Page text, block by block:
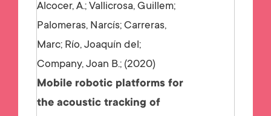
Alcocer, A.; Vallicrosa, Guillem;
Palomeras, Narcís; Carreras,
Marc; Río, Joaquín del;
Company, Joan B.; 2020
Mobile robotic platforms for
the acoustic tracking of